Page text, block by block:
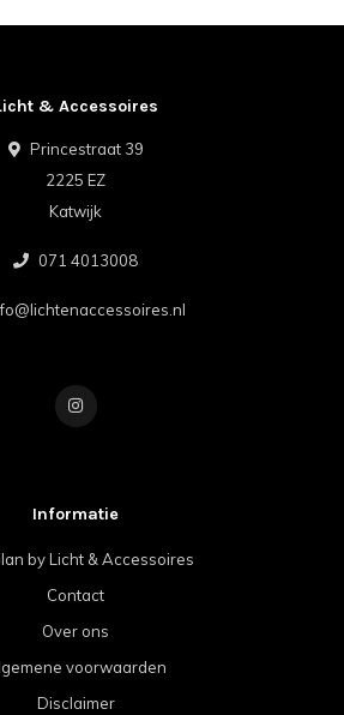
& Accessoires
Princestraat 39
2225 EZ
Katwijk
071 4013008
Informatie
by Licht & Accessoires
Contact
Over ons
voorwaarden
Disclaimer